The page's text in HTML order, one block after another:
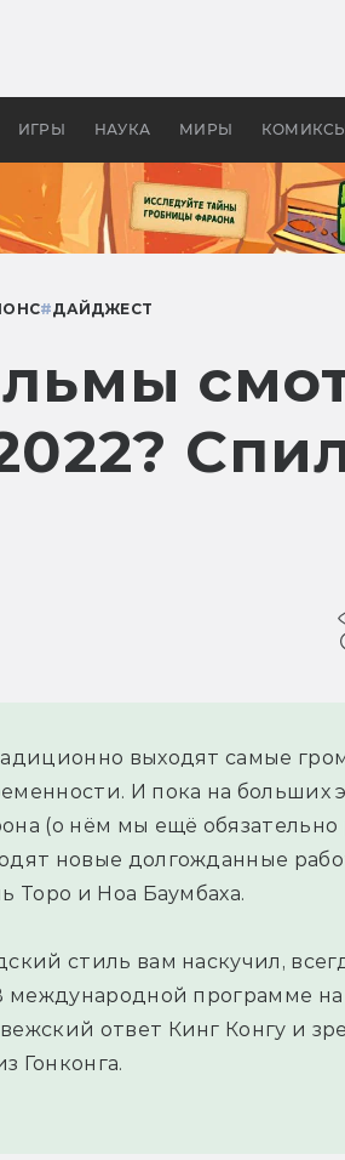
ИГРЫ НАУКА МИРЫ
апокалипсис, в России —
#ДАЙДЖЕСТ
выходят самые
И пока на больших
(о нём мы ещё обязательно
новые долгожданные
Торо и Ноа Баумбаха.
стиль вам наскучил,
международной программе
ответ Кинг Конгу и
Гонконга.